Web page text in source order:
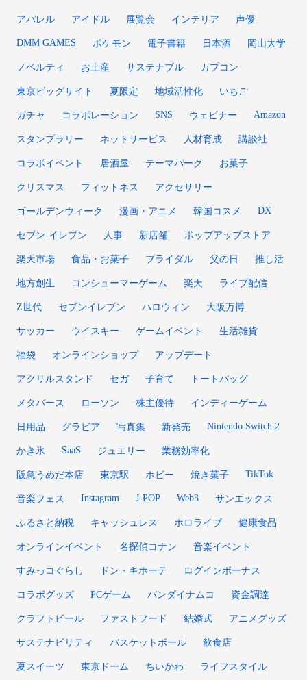
アパレル アイドル 展覧会 インテリア 声優
DMM GAMES ポケモン 電子書籍 日本酒 岡山大学
ノベルティ お土産 サステナブル カプコン
東京ビッグサイト 夏限定 地域活性化 いちご
ガチャ コラボレーション SNS ウェビナー Amazon
スタンプラリー ネットサービス 人材育成 講談社
コラボイベント 居酒屋 テーマパーク お菓子
クリスマス フィットネス アクセサリー
ゴールデンウィーク 漫画・アニメ 韓国コスメ DX
セブン‐イレブン 人事 新店舗 ポップアップストア
楽天市場 食品・お菓子 ブライダル 父の日 推し活
地方創生 コンシューマーゲーム 楽天 ライブ配信
Z世代 セブンイレブン ハロウィン 大阪万博
サッカー ウイスキー ゲームイベント 生活雑貨
福袋 オンラインショップ アップデート
アクリルスタンド セガ 子育て トートバッグ
メタバース ローソン 株主優待 インディーゲーム
日用品 グラビア 写真集 新発売 Nintendo Switch 2
かき氷 SaaS ジュエリー 業務効率化
阪急うめだ本店 東京駅 ホビー 焼き菓子 TikTok
音楽フェス Instagram J-POP Web3 サンエックス
ふるさと納税 キャッシュレス ホロライブ 健康食品
オンラインイベント 名探偵コナン 音楽イベント
すみっコぐらし ドン・キホーテ ログインボーナス
コラボグッズ PCゲーム バンダイナムコ 資金調達
クラフトビール ファストフード 結婚式 アニメグッズ
サステナビリティ バスケットボール 飲食店
夏スイーツ 東京ドーム ちいかわ ライフスタイル